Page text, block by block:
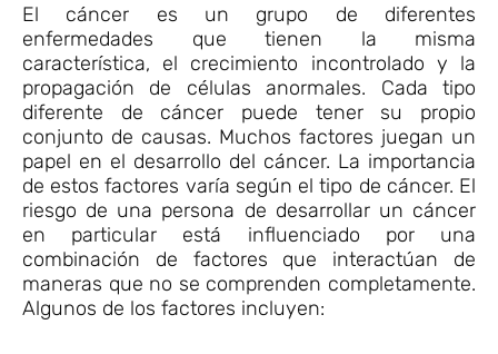
El cáncer es un grupo de diferentes
enfermedades que tienen la misma
característica, el crecimiento incontrolado y la
propagación de células anormales. Cada tipo
diferente de cáncer puede tener su propio
conjunto de causas. Muchos factores juegan un
papel en el desarrollo del cáncer. La importancia
de estos factores varía según el tipo de cáncer. El
riesgo de una persona de desarrollar un cáncer
en particular está influenciado por una
combinación de factores que interactúan de
maneras que no se comprenden completamente.
Algunos de los factores incluyen: